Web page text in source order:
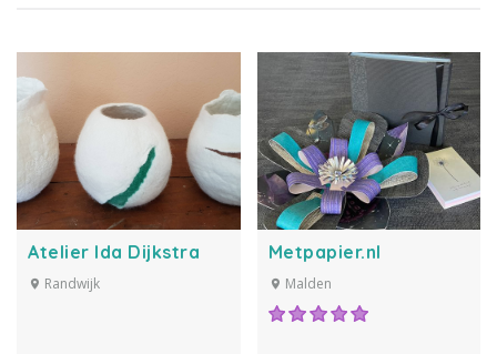
Atelier Ida Dijkstra
Randwijk
Metpapier.nl
Malden